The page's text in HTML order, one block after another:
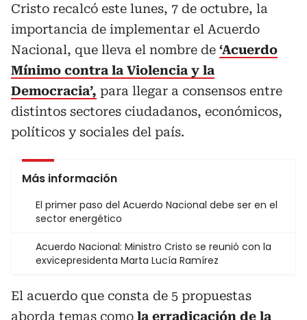
Cristo recalcó este lunes, 7 de octubre, la
importancia de implementar el Acuerdo
Nacional, que lleva el nombre de ‘Acuerdo
Mínimo contra la Violencia y la
Democracia’, para llegar a consensos entre
distintos sectores ciudadanos, económicos,
políticos y sociales del país.
Más información
El primer paso del Acuerdo Nacional debe ser en el
sector energético
Acuerdo Nacional: Ministro Cristo se reunió con la
exvicepresidenta Marta Lucía Ramírez
El acuerdo que consta de 5 propuestas
aborda temas como la erradicación de la